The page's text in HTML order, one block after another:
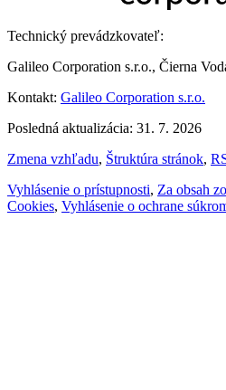
Technický prevádzkovateľ:
Galileo Corporation s.r.o., Čierna
Kontakt: Galileo Corporation s.r.o.
Posledná aktualizácia: 31. 7. 2026
Zmena vzhľadu, Štruktúra stránok,
Vyhlásenie o prístupnosti, Za obsah
Cookies, Vyhlásenie o ochrane